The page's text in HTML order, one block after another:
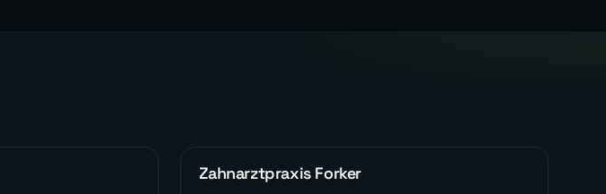
ALLGEMEIN
Zahnarztpraxis Forker